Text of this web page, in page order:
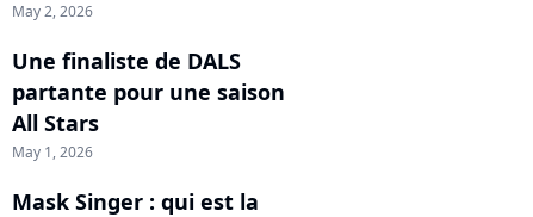
May 2, 2026
Une finaliste de DALS
partante pour une saison
All Stars
May 1, 2026
Mask Singer : qui est la